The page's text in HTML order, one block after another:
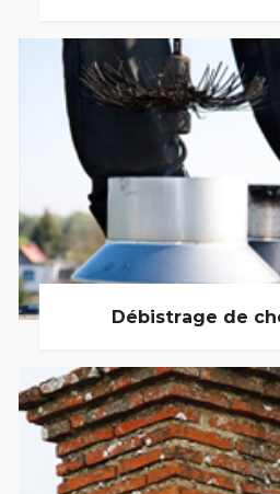
Débistrage de